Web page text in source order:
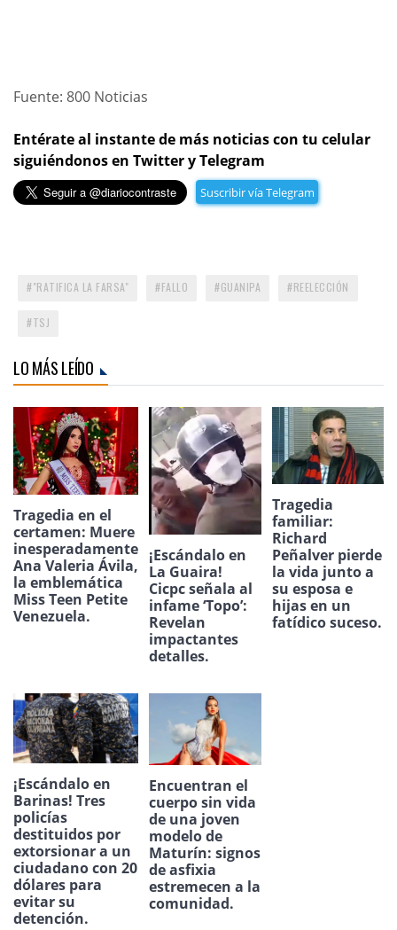
Fuente: 800 Noticias
Entérate al instante de más noticias con tu celular
siguiéndonos en Twitter y Telegram
Suscribir vía Telegram
"RATIFICA LA FARSA" FALLO GUANIPA REELECCIÓN
TSJ
LO MÁS LEÍDO
Tragedia en el
certamen: Muere
inesperadamente
Ana Valeria Ávila,
la emblemática
Miss Teen Petite
Venezuela.
¡Escándalo en
La Guaira!
Cicpc señala al
infame ‘Topo’:
Revelan
impactantes
detalles.
Tragedia
familiar:
Richard
Peñalver pierde
la vida junto a
su esposa e
hijas en un
fatídico suceso.
¡Escándalo en
Barinas! Tres
policías
destituidos por
extorsionar a un
ciudadano con 20
dólares para
evitar su
detención.
Encuentran el
cuerpo sin vida
de una joven
modelo de
Maturín: signos
de asfixia
estremecen a la
comunidad.